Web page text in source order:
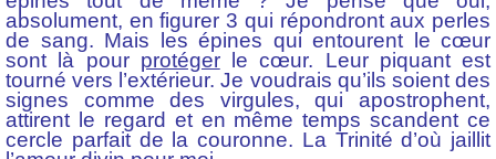
absolument, en figurer 3 qui répondront aux perles
de sang. Mais les épines qui entourent le cœur
sont là pour protégerle cœur. Leur piquant est
tourné vers l’extérieur. Je voudrais qu’ils soient des
signes comme des virgules, qui apostrophent,
attirent le regard et en même temps scandent ce
cercle parfait de la couronne. La Trinité d’où jaillit